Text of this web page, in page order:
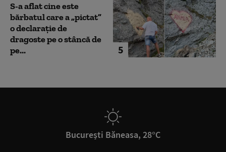
5
S-a aflat cine este
bărbatul care a „pictat”
o declarație de
dragoste pe o stâncă de
pe...
București Băneasa, 28°C